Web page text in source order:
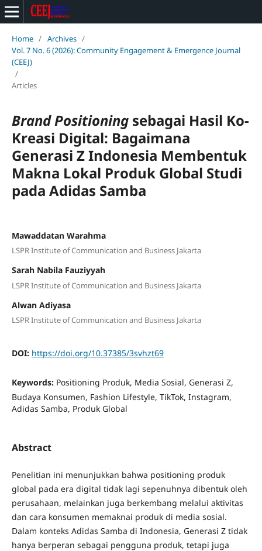
Home / Archives /
Vol. 7 No. 6 (2026): Community Engagement & Emergence Journal
(CEEJ)
/
Articles
Brand Positioningsebagai Hasil Ko-
Kreasi Digital: Bagaimana
Generasi Z Indonesia Membentuk
Makna Lokal Produk Global Studi
pada Adidas Samba
Mawaddatan Warahma
LSPR Institute of Communication and Business Jakarta
Sarah Nabila Fauziyyah
LSPR Institute of Communication and Business Jakarta
Alwan Adiyasa
LSPR Institute of Communication and Business Jakarta
DOI: https://doi.org/10.37385/3svhzt69
Keywords: Positioning Produk, Media Sosial, Generasi Z,
Budaya Konsumen, Fashion Lifestyle, TikTok, Instagram,
Adidas Samba, Produk Global
Abstract
Penelitian ini menunjukkan bahwa positioning produk
global pada era digital tidak lagi sepenuhnya dibentuk oleh
perusahaan, melainkan juga berkembang melalui aktivitas
dan cara konsumen memaknai produk di media sosial.
Dalam konteks Adidas Samba di Indonesia, Generasi Z tidak
hanya berperan sebagai pengguna produk, tetapi juga